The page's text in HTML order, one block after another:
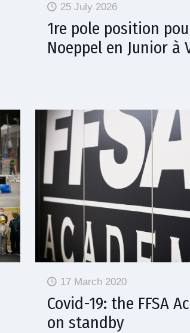
25 July 2026
1re pole position
Noeppel en Junior à
17 March 2020
Covid-19: the FFSA
on standby